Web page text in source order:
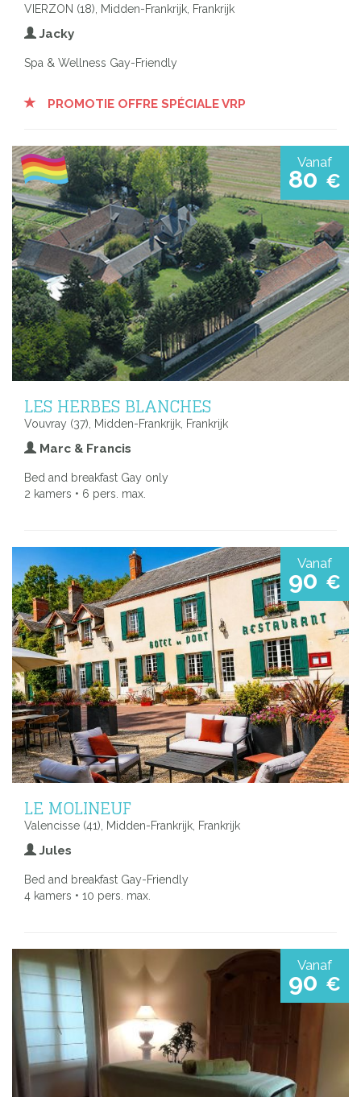
VIERZON (18), Midden-Frankrijk, Frankrijk
Jacky
Spa & Wellness Gay-Friendly
PROMOTIE OFFRE SPÉCIALE VRP
Vanaf
80 €
LES HERBES BLANCHES
Vouvray (37), Midden-Frankrijk, Frankrijk
Marc & Francis
Bed and breakfast Gay only
2 kamers • 6 pers. max.
Vanaf
90 €
LE MOLINEUF
Valencisse (41), Midden-Frankrijk, Frankrijk
Jules
Bed and breakfast Gay-Friendly
4 kamers • 10 pers. max.
Vanaf
90 €